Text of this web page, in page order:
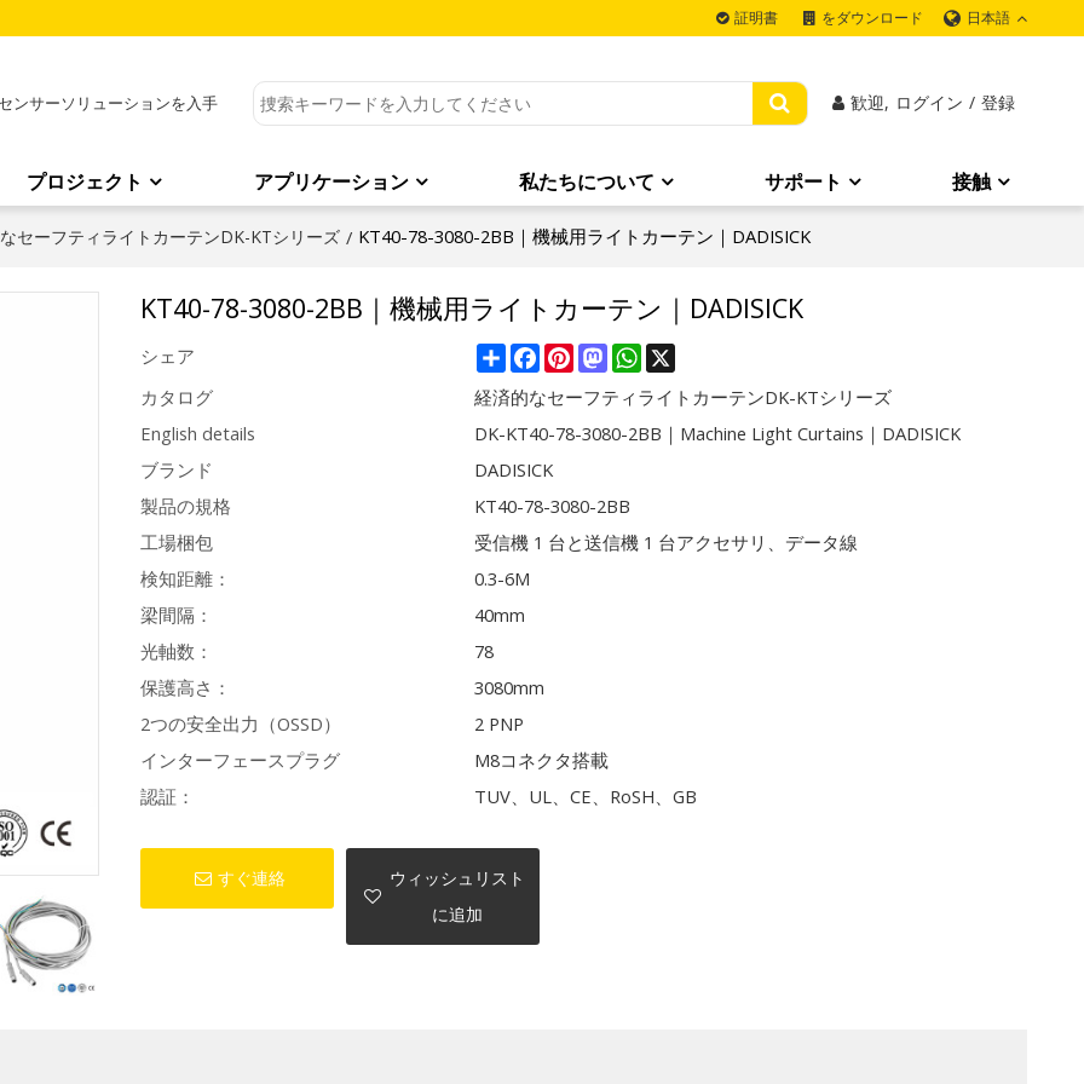
証明書 をダウンロード 日本語
ンサーソリューションを入手 歓迎, ログイン / 登録
プロジェクト アプリケーション 私たちについて サポート 接触
セーフティライトカーテンDK-KTシリーズ / KT40-78-3080-2BB｜機械用ライトカーテン｜DADISICK
KT40-78-3080-2BB｜機械用ライトカーテン｜DADISICK
シェア ShareFacebook
PinterestMastodonWhatsApp
カタログ
経済的なセーフティライトカーテンDK-KTシリーズ
English details
DK-KT40-78-3080-2BB｜Machine Light Curtains｜DADISICK
ブランド
DADISICK
製品の規格
KT40-78-3080-2BB
工場梱包
受信機 1 台と送信機 1 台アクセサリ、データ線
検知距離：
0.3-6M
梁間隔：
40mm
光軸数：
78
保護高さ：
3080mm
2つの安全出力（OSSD）
2 PNP
インターフェースプラグ
M8コネクタ搭載
認証：
TUV、UL、CE、RoSH、GB
すぐ連絡
ウィッシュリスト
に追加